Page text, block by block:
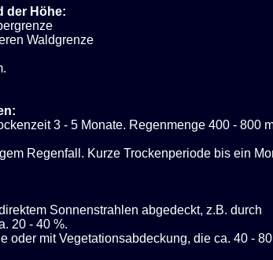
der Höhe:
Waldgrenze
3 - 5 Monate. Regenmenge 400 - 800
Regenfall. Kurze Trockenperiode bis ein
Sonnenstrahlen abgedeckt, z.B. durch
20 - 40 %.
oder mit Vegetationsabdeckung, die ca. 40 -